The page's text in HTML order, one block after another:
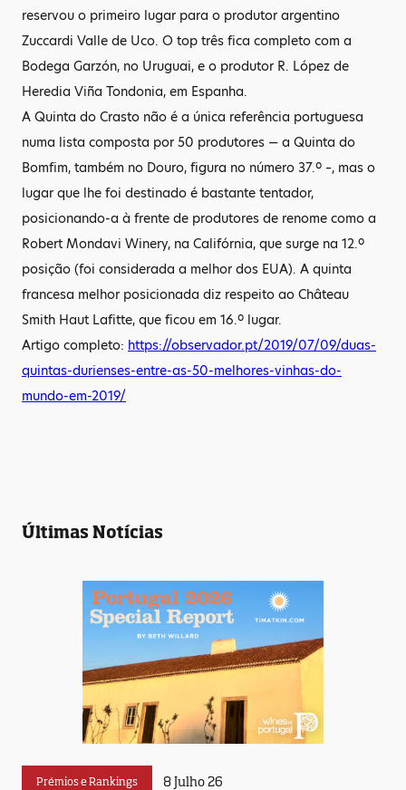
reservou o primeiro lugar para o produtor argentino
Zuccardi Valle de Uco. O top três fica completo com a
Bodega Garzón, no Uruguai, e o produtor R. López de
Heredia Viña Tondonia, em Espanha.
A Quinta do Crasto não é a única referência portuguesa
numa lista composta por 50 produtores — a Quinta do
Bomfim, também no Douro, figura no número 37.º –, mas o
lugar que lhe foi destinado é bastante tentador,
posicionando-a à frente de produtores de renome como a
Robert Mondavi Winery, na Califórnia, que surge na 12.º
posição (foi considerada a melhor dos EUA). A quinta
francesa melhor posicionada diz respeito ao Château
Smith Haut Lafitte, que ficou em 16.º lugar.
Artigo completo: https://observador.pt/2019/07/09/duas-
quintas-durienses-entre-as-50-melhores-vinhas-do-
mundo-em-2019/
Últimas Notícias
Prémios e Rankings 8 Julho 26